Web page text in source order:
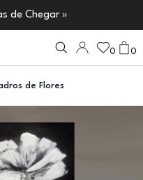
de Chegar »
0 0
de Flores